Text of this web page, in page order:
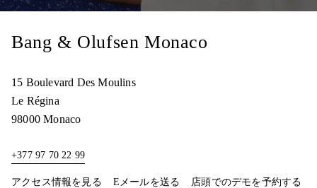
Bang & Olufsen Monaco
15 Boulevard Des Moulins
Le Régina
98000 Monaco
+377 97 70 22 99
アクセス情報を見る Link Opens in New Tab
Eメールを送る 店頭でのデモを予約する